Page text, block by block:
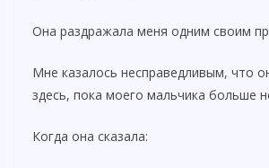
Она раздражала меня одним своим
Мне казалось несправедливым, что
здесь, пока моего мальчика больше
Когда она сказала: